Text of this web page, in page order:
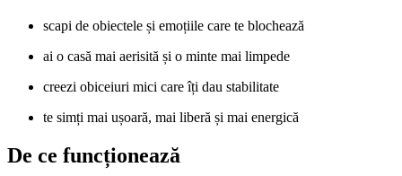
scapi de obiectele și emoțiile care te blochează
ai o casă mai aerisită și o minte mai limpede
creezi obiceiuri mici care îți dau stabilitate
te simți mai ușoară, mai liberă și mai energică
De ce funcționează